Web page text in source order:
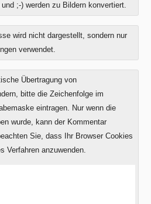
;-) werden zu Bildern konvertiert.
wird nicht dargestellt, sondern nur
verwendet.
Übertragung von
bitte die Zeichenfolge im
eintragen. Nur wenn die
wurde, kann der Kommentar
Sie, dass Ihr Browser Cookies
Verfahren anzuwenden.